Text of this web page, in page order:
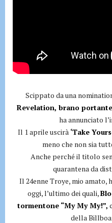
Scippato da una
Revelation, brano
ha annunciato
Il 1 aprile uscirà‘Take
meno che non sia
Anche perché il titolo
quarantena da
Il 24enne Troye, mio amato,
oggi, l’ultimo dei quali,
tormentone “My My My!”,
della